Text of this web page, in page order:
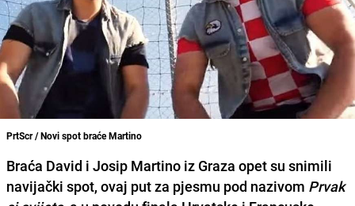
PrtScr / Novi spot braće Martino
Braća David i Josip Martino iz Graza opet su snimili
navijački spot, ovaj put za pjesmu pod nazivom Prvak